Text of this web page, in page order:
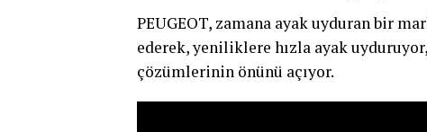
PEUGEOT, zamana ayak uyduran bir
ederek, yeniliklere hızla ayak
çözümlerinin önünü açıyor.